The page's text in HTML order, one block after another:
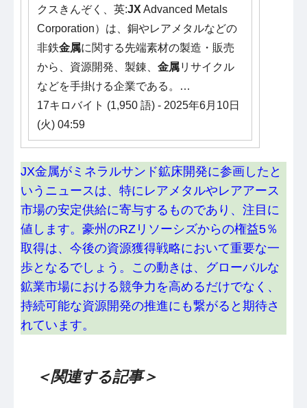
クスきんぞく、英:JX Advanced Metals
Corporation）は、銅やレアメタルなどの
非鉄金属に関する先端素材の製造・販売
から、資源開発、製錬、 金属リサイクル
などを手掛ける企業である。…
17キロバイト (1,950 語) - 2025年6月10日
(火) 04:59
JX金属がミネラルサンド鉱床開発に参画したと
いうニュースは、特にレアメタルやレアアース
市場の安定供給に寄与するものであり、注目に
値します。豪州のRZリソーシズからの権益5％
取得は、今後の資源獲得戦略において重要な一
歩となるでしょう。この動きは、グローバルな
鉱業市場における競争力を高めるだけでなく、
持続可能な資源開発の推進にも繋がると期待さ
れています。
＜関連する記事＞